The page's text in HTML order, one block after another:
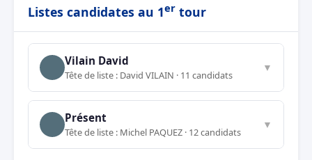
Listes candidates au 1er tour
Vilain David
Tête de liste : David VILAIN · 11 candidats
▼
Présent
Tête de liste : Michel PAQUEZ · 12 candidats
▼